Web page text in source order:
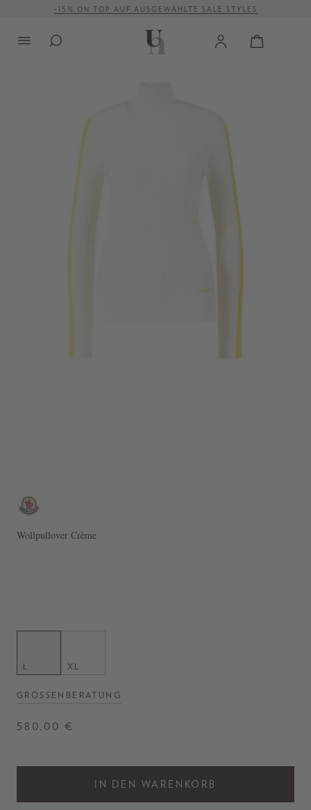
springen-15% ON TOP AUF AUSGEWÄHLTE SALE STYLES
Wollpullover Crème
L XL
GRÖSSENBERATUNG
580,00 €
IN DEN WARENKORB